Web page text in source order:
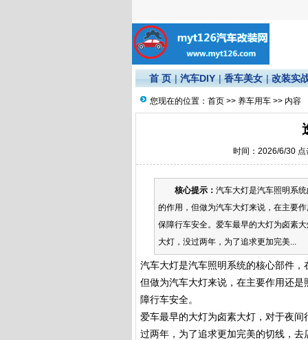
首 页 |汽车DIY |香车美女 |改装实
您现在的位置： 首页 >> 养车用车 >> 内容
时间：2026/6/30 点
核心提示： 汽车大灯是汽车照明系
的作用，但做为汽车大灯来说，在主要
保障行车安全。爱车最早的大灯为卤素
大灯，没过两年，为了追求更加完美...
汽车大灯是汽车照明系统的核心部件
但做为汽车大灯来说，在主要作用还
障行车安全。
爱车最早的大灯为卤素大灯，对于夜
过两年，为了追求更加完美的切线，